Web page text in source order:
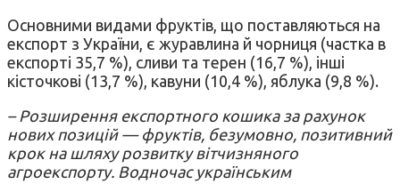
Основними видами фруктів, що поставляються на
експорт з України, є журавлина й чорниця (частка в
експорті 35,7 %), сливи та терен (16,7 %), інші
кісточкові (13,7 %), кавуни (10,4 %), яблука (9,8 %).
– Розширення експортного кошика за рахунок
нових позицій — фруктів, безумовно, позитивний
крок на шляху розвитку вітчизняного
агроекспорту. Водночас українським